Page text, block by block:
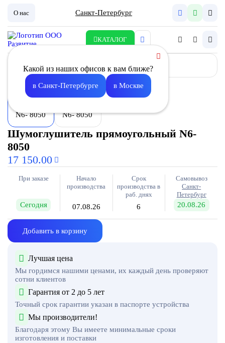
О нас Санкт-Петербург
КАТАЛОГ
Какой из наших офисов к вам ближе?
в Санкт-Петербурге в Москве
Шумоглушитель прямоугольный N6-
8050
17 150.00
При заказе
Сегодня
Начало
производства
07.08.26
Срок
производства в
раб. днях
6
Самовывоз
Санкт-
Петербург
20.08.26
Добавить в корзину
Лучшая цена
Мы гордимся нашими ценами, их каждый день проверяют
сотни клиентов
Гарантия от 2 до 5 лет
Точный срок гарантии указан в паспорте устройства
Мы производители!
Благодаря этому Вы имеете минимальные сроки
изготовления и поставки